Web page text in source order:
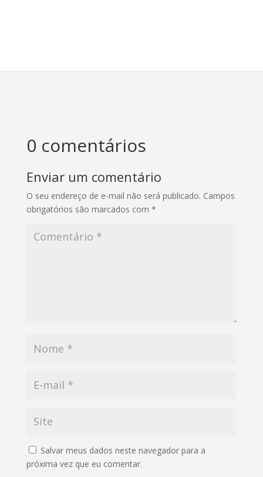
0 comentários
Enviar um comentário
O seu endereço de e-mail não será publicado. Campos
obrigatórios são marcados com *
Salvar meus dados neste navegador para a
próxima vez que eu comentar.